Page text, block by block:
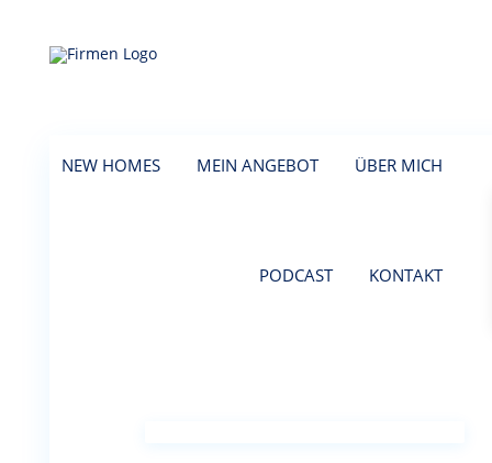
NEW HOMES MEIN ANGEBOT ÜBER MICH
PODCAST KONTAKT